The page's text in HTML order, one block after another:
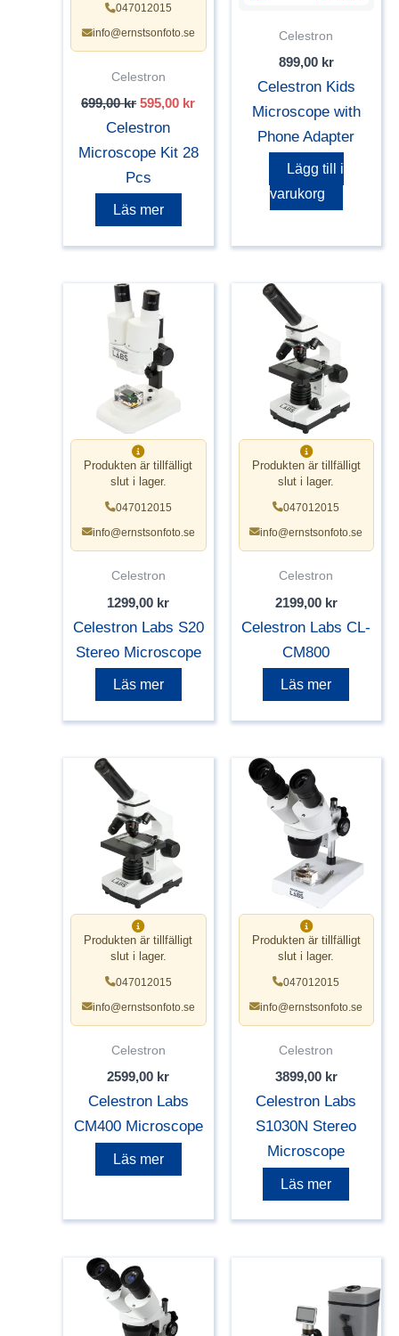
047012015
info@ernstsonfoto.se
Celestron
699,00kr Det
priset
var:
699,00 kr.
595,00 krDet
nuvarande
är:
Celestron
Microscope Kit 28
Pcs
Läs mer
Celestron
899,00 kr
Celestron Kids
Microscope with
Phone Adapter
Lägg till i
varukorg
Produkten är tillfälligt
slut i lager.
047012015
info@ernstsonfoto.se
Celestron
1299,00 kr
Celestron Labs S20
Stereo Microscope
Läs mer
Produkten är tillfälligt
slut i lager.
047012015
info@ernstsonfoto.se
Celestron
2199,00 kr
Celestron Labs CL-
CM800
Läs mer
Produkten är tillfälligt
slut i lager.
047012015
info@ernstsonfoto.se
Celestron
2599,00 kr
Celestron Labs
CM400 Microscope
Läs mer
Produkten är tillfälligt
slut i lager.
047012015
info@ernstsonfoto.se
Celestron
3899,00 kr
Celestron Labs
S1030N Stereo
Microscope
Läs mer